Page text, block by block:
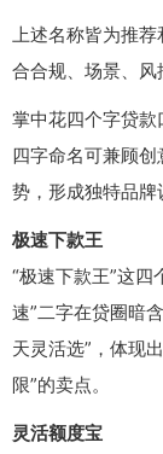
上述名称皆为推
合合规、场景、风
掌中花四个字贷款
四字命名可兼顾
势，形成独特品牌
极速下款王
“极速下款王”这
速”二字在贷圈暗
天灵活选”，体现
限”的卖点。
灵活额度宝